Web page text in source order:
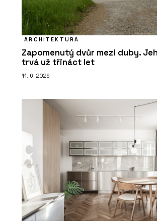
ARCHITEKTURA
Zapomenutý dvůr mezi duby.
trvá už třináct let
11. 6. 2026